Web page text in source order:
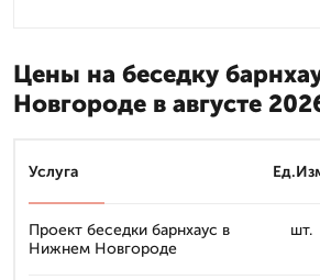
Цены на беседку
Новгороде в августе
Услуга
Проект беседки барнхаус в
Нижнем Новгороде
шт.